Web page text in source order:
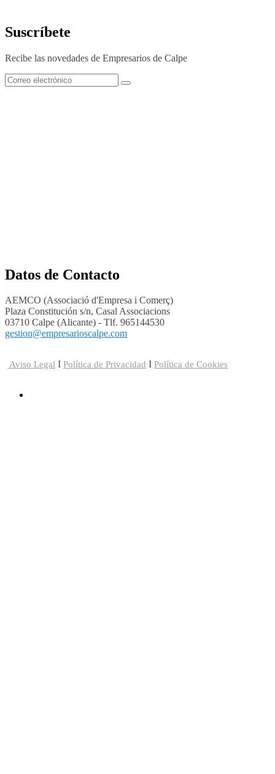
Suscríbete
Recibe las novedades de Empresarios de Calpe
Datos de Contacto
AEMCO (Associació d'Empresa i Comerç)
Plaza Constitución s/n, Casal Associacions
03710 Calpe (Alicante) - Tlf. 965144530
gestion@empresarioscalpe.com
Aviso Legal I Política de Privacidad I Política de Cookies